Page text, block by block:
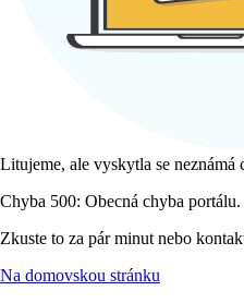
Litujeme, ale vyskytla se neznámá
Chyba 500: Obecná chyba portálu.
Zkuste to za pár minut nebo
Na domovskou stránku